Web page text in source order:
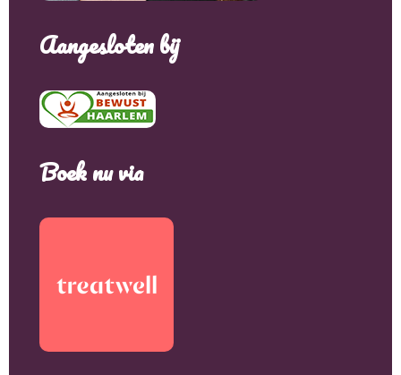
Aangesloten bij
Boek nu via